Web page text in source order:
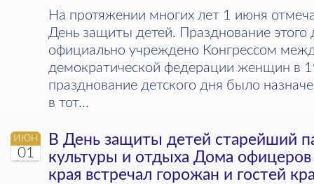
На протяжении многих лет 1 июня
День защиты детей. Празднование
официально учреждено Конгрессом
демократической федерации женщин в
празднование детского дня было
в тот...
ИЮН
01
В День защиты детей старейший
культуры и отдыха Дома офицеров
края встречал горожан и гостей